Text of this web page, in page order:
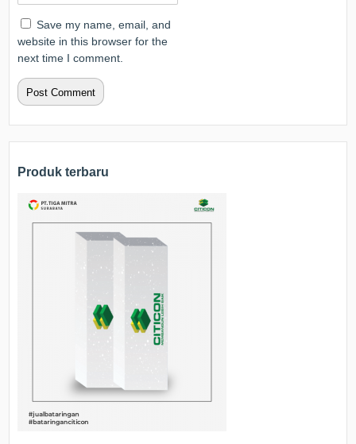
Save my name, email, and
website in this browser for the
next time I comment.
Produk terbaru